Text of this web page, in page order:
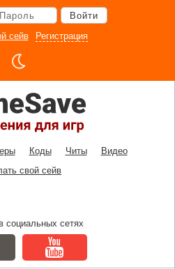
Войти
сейв
Регистрация
Коды Читы
Видео
свой сейв
социальных сетях